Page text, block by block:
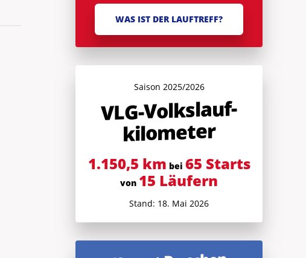
WAS IST DER LAUFTREFF?
Saison 2025/2026
V
LG-Volkslauf­
kilometer
1.150,5 km bei 65 Starts
von 15 Läufern
Stand: 18. Mai 2026